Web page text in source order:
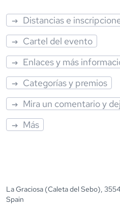
Distancias e
Cartel del evento
Enlaces y más
Categorías y premios
Mira un comentario y
Más
La Graciosa (Caleta del Sebo),
Spain